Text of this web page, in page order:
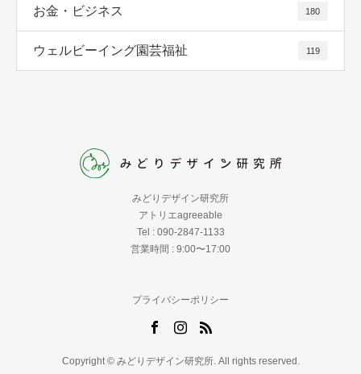
お金・ビジネス 180
ウェルビーイング園芸福祉 119
みどりデザイン研究所
アトリエagreeable
Tel : 090-2847-1133
営業時間 : 9:00〜17:00
プライバシーポリシー
Copyright © みどりデザイン研究所. All rights reserved.